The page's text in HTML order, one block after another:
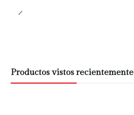
Productos vistos recientemente